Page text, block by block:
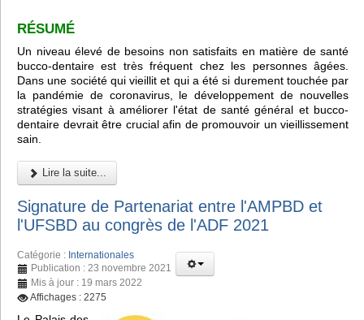
RÉSUMÉ
Un niveau élevé de besoins non satisfaits en matière de santé
bucco-dentaire est très fréquent chez les personnes âgées.
Dans une société qui vieillit et qui a été si durement touchée par
la pandémie de coronavirus, le développement de nouvelles
stratégies visant à améliorer l'état de santé général et bucco-
dentaire devrait être crucial afin de promouvoir un vieillissement
sain.
Lire la suite...
Signature de Partenariat entre l'AMPBD et
l'UFSBD au congrès de l'ADF 2021
Catégorie : Internationales
Publication : 23 novembre 2021
Mis à jour : 19 mars 2022
Affichages : 2275